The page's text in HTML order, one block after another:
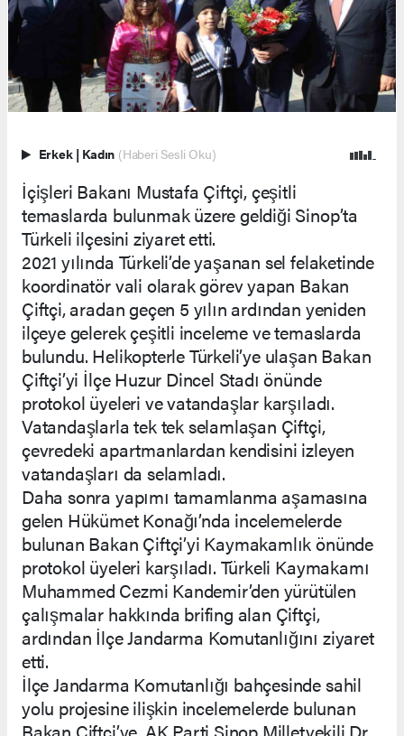
Erkek | Kadın (Haberi Sesli Oku)
İçişleri Bakanı Mustafa Çiftçi, çeşitli
temaslarda bulunmak üzere geldiği Sinop’ta
Türkeli ilçesini ziyaret etti.
2021 yılında Türkeli’de yaşanan sel felaketinde
koordinatör vali olarak görev yapan Bakan
Çiftçi, aradan geçen 5 yılın ardından yeniden
ilçeye gelerek çeşitli inceleme ve temaslarda
bulundu. Helikopterle Türkeli’ye ulaşan Bakan
Çiftçi’yi İlçe Huzur Dincel Stadı önünde
protokol üyeleri ve vatandaşlar karşıladı.
Vatandaşlarla tek tek selamlaşan Çiftçi,
çevredeki apartmanlardan kendisini izleyen
vatandaşları da selamladı.
Daha sonra yapımı tamamlanma aşamasına
gelen Hükümet Konağı’nda incelemelerde
bulunan Bakan Çiftçi’yi Kaymakamlık önünde
protokol üyeleri karşıladı. Türkeli Kaymakamı
Muhammed Cezmi Kandemir’den yürütülen
çalışmalar hakkında brifing alan Çiftçi,
ardından İlçe Jandarma Komutanlığını ziyaret
etti.
İlçe Jandarma Komutanlığı bahçesinde sahil
yolu projesine ilişkin incelemelerde bulunan
Bakan Çiftçi’ye, AK Parti Sinop Milletvekili Dr.